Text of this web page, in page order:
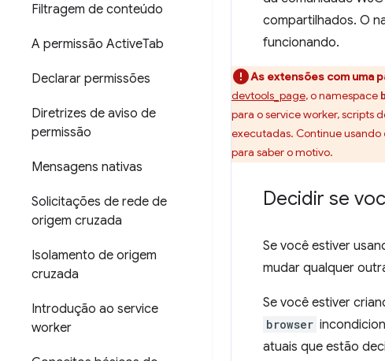
Filtragem de conteúdo
A permissão ActiveTab
Declarar permissões
Diretrizes de aviso de
permissão
Mensagens nativas
Solicitações de rede de
origem cruzada
Isolamento de origem
cruzada
Introdução ao service
worker
compartilhados. O
funcionando.
As extensões com uma
devtools_page, o namespace
para o service worker, scripts
executadas. Continue usando
para saber o motivo.
Decidir se
Se você estiver
mudar qualquer
Se você estiver
browser
atuais que estão